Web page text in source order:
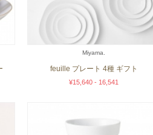
Miyama.
feuille プレート 4種 ギフト
¥15,640 - 16,541